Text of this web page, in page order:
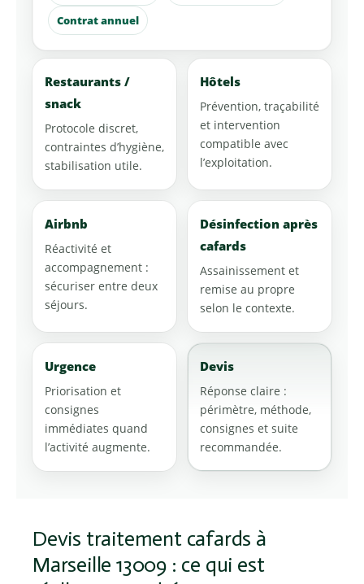
Contrat annuel
Restaurants /
snack
Protocole discret,
contraintes d’hygiène,
stabilisation utile.
Hôtels
Prévention, traçabilité
et intervention
compatible avec
l’exploitation.
Airbnb
Réactivité et
accompagnement :
sécuriser entre deux
séjours.
Désinfection après
cafards
Assainissement et
remise au propre
selon le contexte.
Urgence
Priorisation et
consignes
immédiates quand
l’activité augmente.
Devis
Réponse claire :
périmètre, méthode,
consignes et suite
recommandée.
Devis traitement cafards à
Marseille 13009 : ce qui est